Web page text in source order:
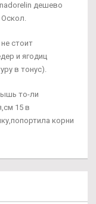
дешево
Оскол.
стоит
и ягодиц
в тонус).
то-ли
15 в
корни